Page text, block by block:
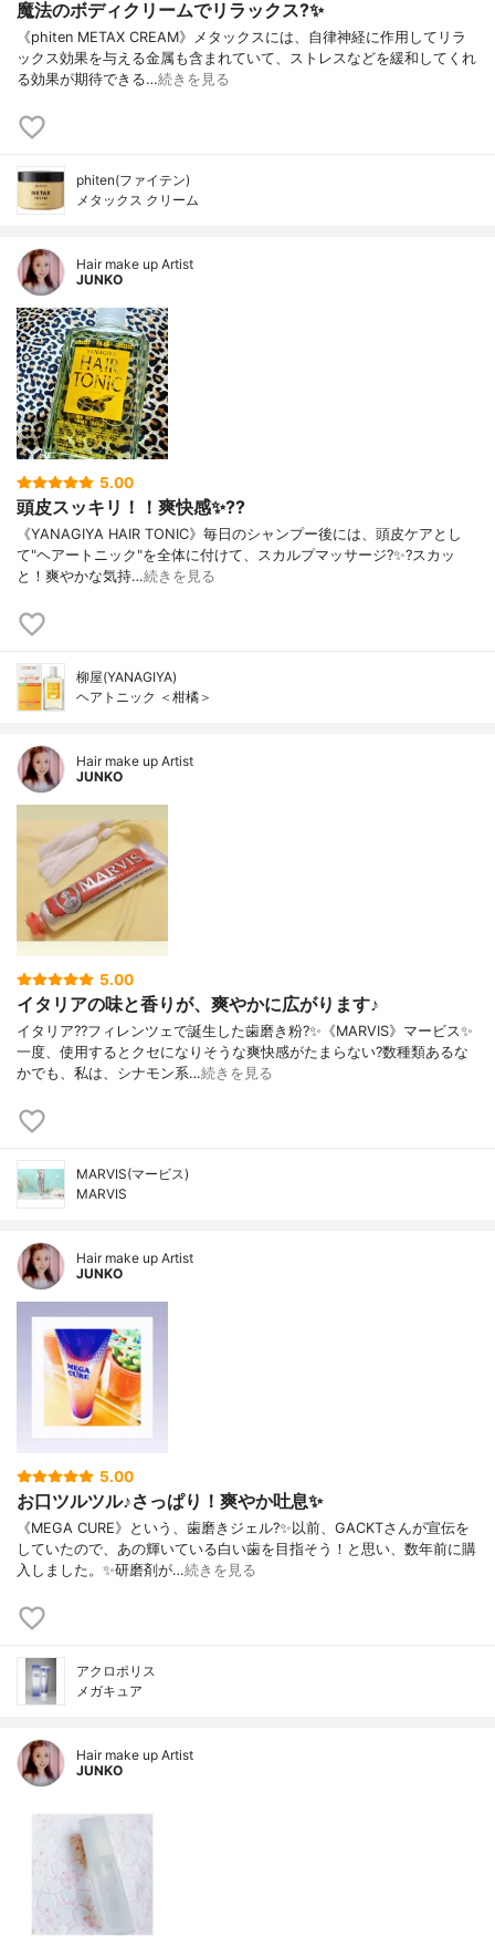
魔法のボディクリームでリラックス?✨
《phiten METAX CREAM》メタックスには、自律神経に作用してリラ
ックス効果を与える金属も含まれていて、ストレスなどを緩和してくれ
る効果が期待できる…続きを見る
phiten(ファイテン)
メタックス クリーム
Hair make up Artist
JUNKO
5.00
頭皮スッキリ！！爽快感✨??
《YANAGIYA HAIR TONIC》毎日のシャンプー後には、頭皮ケアとし
て"ヘアートニック"を全体に付けて、スカルプマッサージ?✨?スカッ
と！爽やかな気持…続きを見る
柳屋(YANAGIYA)
ヘアトニック ＜柑橘＞
Hair make up Artist
JUNKO
5.00
イタリアの味と香りが、爽やかに広がります♪
イタリア??フィレンツェで誕生した歯磨き粉?✨《MARVIS》マービス✨
一度、使用するとクセになりそうな爽快感がたまらない?数種類あるな
かでも、私は、シナモン系…続きを見る
MARVIS(マービス)
MARVIS
Hair make up Artist
JUNKO
5.00
お口ツルツル♪さっぱり！爽やか吐息✨
《MEGA CURE》という、歯磨きジェル?✨以前、GACKTさんが宣伝を
していたので、あの輝いている白い歯を目指そう！と思い、数年前に購
入しました。✨研磨剤が…続きを見る
アクロポリス
メガキュア
Hair make up Artist
JUNKO